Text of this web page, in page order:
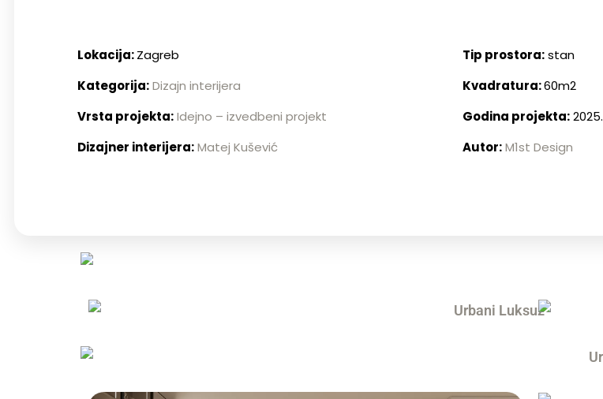
Lokacija:Zagreb
Kategorija:Dizajn interijera
Vrsta projekta:Idejno – izvedbeni projekt
Dizajner interijera:Matej Kušević
Tip prostora:stan
Kvadratura:60m2
Godina projekta:2025.
Autor: M1st Design